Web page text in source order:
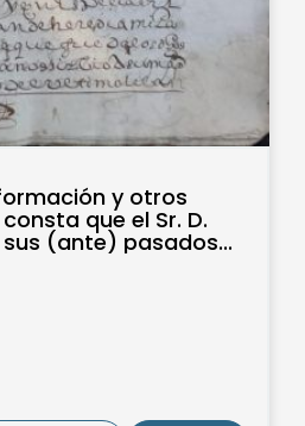
y otros
que el Sr. D.
(ante) pasados...